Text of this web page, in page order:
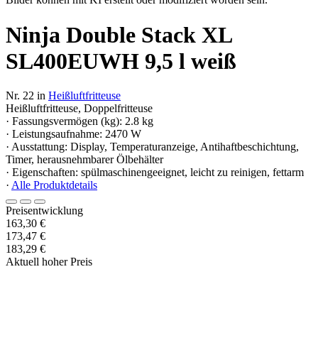
Ninja Double Stack XL
SL400EUWH 9,5 l weiß
Nr. 22 in Heißluftfritteuse
Heißluftfritteuse, Doppelfritteuse
· Fassungsvermögen (kg): 2.8 kg
· Leistungsaufnahme: 2470 W
· Ausstattung: Display, Temperaturanzeige, Antihaftbeschichtung,
Timer, herausnehmbarer Ölbehälter
· Eigenschaften: spülmaschinengeeignet, leicht zu reinigen, fettarm
· Alle Produktdetails
Preisentwicklung
163,30 €
173,47 €
183,29 €
Aktuell hoher Preis